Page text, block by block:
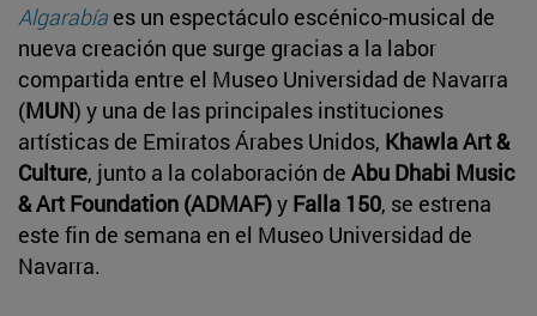
Algarabía es un espectáculo escénico-musical de
nueva creación que surge gracias a la labor
compartida entre el Museo Universidad de Navarra
(MUN) y una de las principales instituciones
artísticas de Emiratos Árabes Unidos, Khawla Art &
Culture, junto a la colaboración de Abu Dhabi Music
& Art Foundation (ADMAF)y Falla 150, se estrena
este fin de semana en el Museo Universidad de
Navarra.